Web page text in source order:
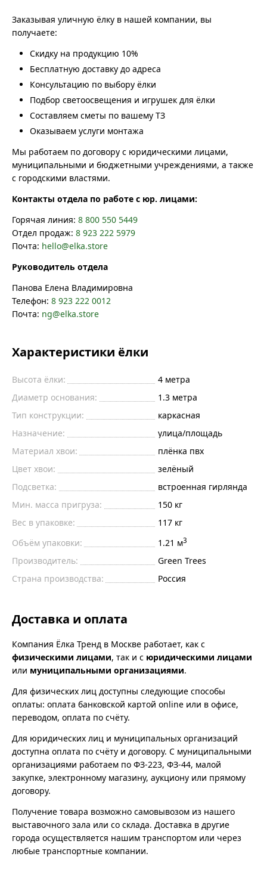
Заказывая уличную ёлку в нашей компании, вы
получаете:
Скидку на продукцию 10%
Бесплатную доставку до адреса
Консультацию по выбору ёлки
Подбор светоосвещения и игрушек для ёлки
Составляем сметы по вашему ТЗ
Оказываем услуги монтажа
Мы работаем по договору с юридическими лицами,
муниципальными и бюджетными учреждениями, а также
с городскими властями.
Контакты отдела по работе с юр. лицами:
Горячая линия: 8 800 550 5449
Отдел продаж: 8 923 222 5979
Почта: hello@elka.store
Руководитель отдела
Панова Елена Владимировна
Телефон: 8 923 222 0012
Почта: ng@elka.store
Характеристики ёлки
Высота ёлки: 4 метра
Диаметр основания:
1.3 метра
Тип конструкции:
каркасная
Назначение:
улица/площадь
Материал хвои:
плёнка пвх
Цвет хвои:
зелёный
Подсветка:
встроенная гирлянда
Мин. масса пригруза:
150 кг
Вес в упаковке:
117 кг
Объём упаковки:
1.21 м3
Производитель:
Green Trees
Страна производства:
Россия
Доставка и оплата
Компания Ёлка Тренд в Москве работает, как с
физическими лицами, так и с юридическими лицами
или муниципальными организациями.
Для физических лиц доступны следующие способы
оплаты: оплата банковской картой online или в офисе,
переводом, оплата по счёту.
Для юридических лиц и муниципальных организаций
доступна оплата по счёту и договору. С муниципальными
организациями работаем по ФЗ-223, ФЗ-44, малой
закупке, электронному магазину, аукциону или прямому
договору.
Получение товара возможно самовывозом из нашего
выставочного зала или со склада. Доставка в другие
города осуществляется нашим транспортом или через
любые транспортные компании.